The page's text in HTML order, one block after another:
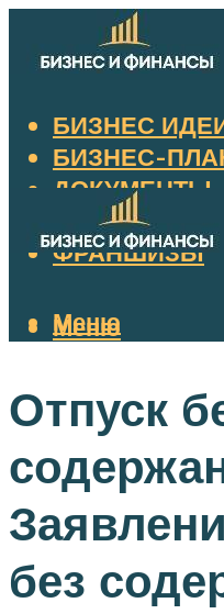
БИЗНЕС
БИЗНЕС-
ДОКУМЕНТЫ
НАЛОГИ
ФРАНШИЗЫ
Меню
Меню
Отпуск
без